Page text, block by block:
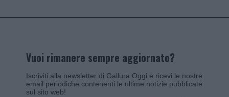
Vuoi rimanere sempre aggiornato?
Iscriviti alla newsletter di Gallura Oggi e ricevi le nostre
email periodiche contenenti le ultime notizie pubblicate
sul sito web!